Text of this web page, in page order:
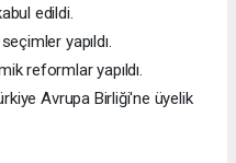
edildi.
yapıldı.
reformlar yapıldı.
Avrupa Birliği'ne üyelik